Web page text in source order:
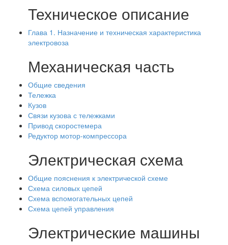
Техническое описание
Глава 1. Назначение и техническая характеристика
электровоза
Механическая часть
Общие сведения
Тележка
Кузов
Связи кузова с тележками
Привод скоростемера
Редуктор мотор-компрессора
Электрическая схема
Общие пояснения к электрической схеме
Схема силовых цепей
Схема вспомогательных цепей
Схема цепей управления
Электрические машины